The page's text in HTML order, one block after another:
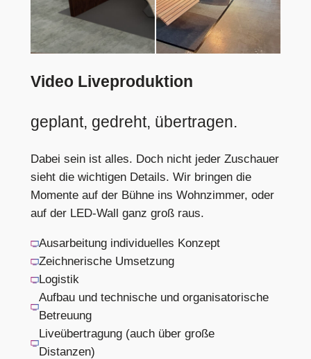
Video Liveproduktion
geplant, gedreht, übertragen.
Dabei sein ist alles. Doch nicht jeder Zuschauer
sieht die wichtigen Details. Wir bringen die
Momente auf der Bühne ins Wohnzimmer, oder
auf der LED-Wall ganz groß raus.
Ausarbeitung individuelles Konzept
Zeichnerische Umsetzung
Logistik
Aufbau und technische und organisatorische
Betreuung
Liveübertragung (auch über große
Distanzen)